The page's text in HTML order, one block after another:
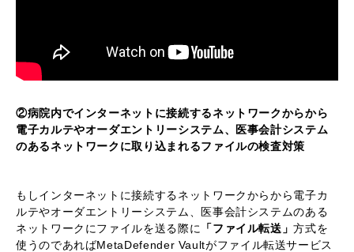
②病院内でインターネットに接続するネットワークからから
電子カルテやオーダエントリーシステム、医事会計システム
のあるネットワークに取り込まれるファイルの検査対策
もしインターネットに接続するネットワークからから電子カ
ルテやオーダエントリーシステム、医事会計システムのある
ネットワークにファイルを送る際に
「ファイル転送」方式を
使うのであればMetaDefender Vaultがファイル転送サービス